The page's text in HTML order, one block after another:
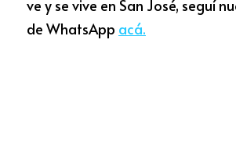
ve y se vive en San José, seguí
de WhatsApp acá.